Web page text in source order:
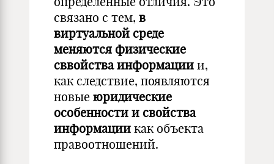
связано с тем, в
виртуальной среде
меняются физические
сввойства информации и,
как следствие, появляются
новые юридические
особенности и свойства
информации как объекта
правоотношений.